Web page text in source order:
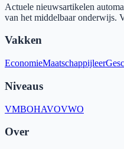
Actuele nieuwsartikelen
van het middelbaar onderwijs.
Vakken
EconomieMaatschappijleer
Niveaus
VMBOHAVOVWO
Over